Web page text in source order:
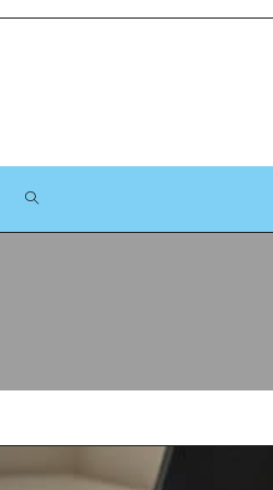
TOGGLE